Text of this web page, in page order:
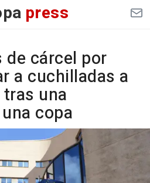
press
de cárcel por
a cuchilladas a
una
copa